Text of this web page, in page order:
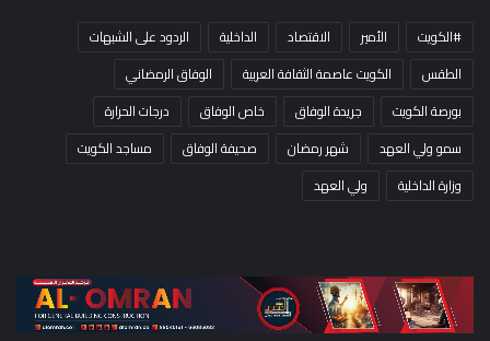
#الكويت الأمير الاقتصاد الداخلية
الردود على الشبهات
الطقس
الكويت عاصمة الثقافة العربية
الوفاق الرمضاني
بورصة الكويت
جريدة الوفاق خاص الوفاق
درجات الحرارة
سمو ولي العهد
شهر رمضان صحيفة الوفاق
مساجد الكويت
وزارة الداخلية
ولي العهد